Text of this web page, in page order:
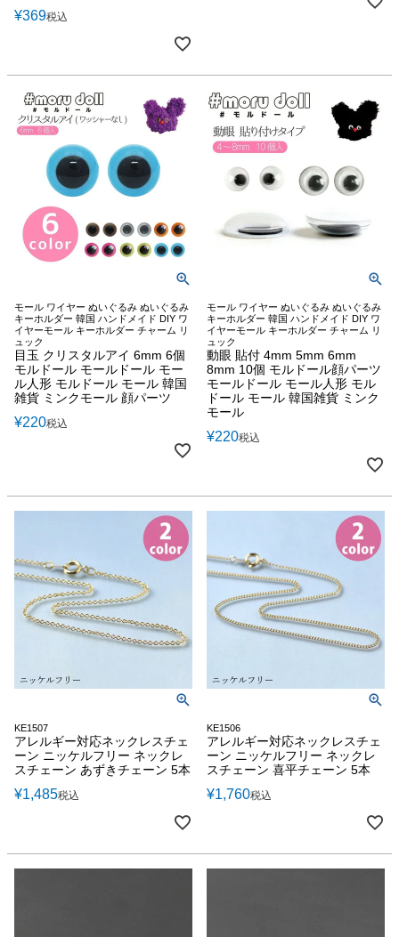
¥369税込
モール ワイヤー ぬいぐるみ ぬいぐるみ
キーホルダー 韓国 ハンドメイド DIY ワ
イヤーモール キーホルダー チャーム リ
ュック
目玉 クリスタルアイ 6mm 6個
モルドール モールドール モー
ル人形 モルドール モール 韓国
雑貨 ミンクモール 顔パーツ
¥220税込
モール ワイヤー ぬいぐるみ ぬいぐるみ
キーホルダー 韓国 ハンドメイド DIY ワ
イヤーモール キーホルダー チャーム リ
ュック
動眼 貼付 4mm 5mm 6mm
8mm 10個 モルドール顔パーツ
モールドール モール人形 モル
ドール モール 韓国雑貨 ミンク
モール
¥220税込
KE1507
アレルギー対応ネックレスチェ
ーン ニッケルフリー ネックレ
スチェーン あずきチェーン 5本
¥1,485税込
KE1506
アレルギー対応ネックレスチェ
ーン ニッケルフリー ネックレ
スチェーン 喜平チェーン 5本
¥1,760税込